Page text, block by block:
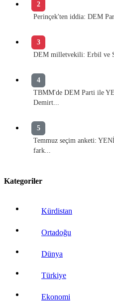
2
Perinçek'ten iddia: DEM
3
DEM milletvekili: Erbil ve
4
TBMM'de DEM Parti ile
Demirt...
5
Temmuz seçim anketi:
fark...
Kategoriler
Kürdistan
Ortadoğu
Dünya
Türkiye
Ekonomi